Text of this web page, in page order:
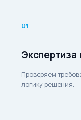
01
Экспертиза
Проверяем
логику решения.